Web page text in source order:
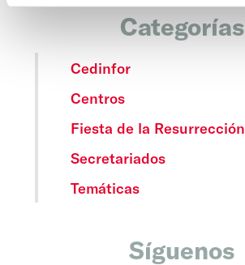
Categorías
Cedinfor
Centros
Fiesta de la Resurrección
Secretariados
Temáticas
Síguenos